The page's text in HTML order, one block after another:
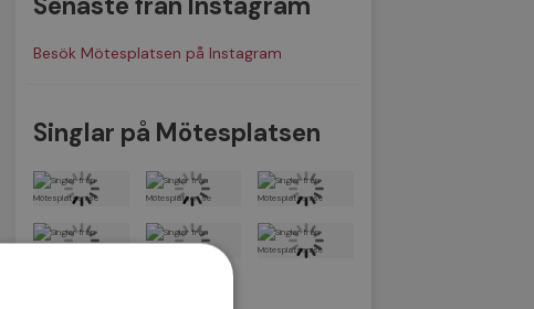
Besök Mötesplatsen på Instagram
Singlar på Mötesplatsen